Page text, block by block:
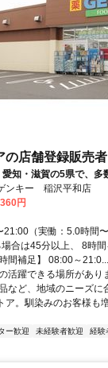
の店舗登録販売
知・滋賀の5県で、多
きませんか。
ンキー 稲沢平和店
円
21:00（実働：5.0時間
合は45分以上、 8時
間補足】 08:00～21:0...
活躍できる場所があり
など、地域のニーズに
ア。馴染みのお客様も
ー歓迎 未経験者歓迎 経験